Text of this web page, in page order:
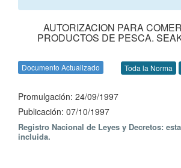
AUTORIZACION PARA
PRODUCTOS DE PESCA.
Documento Actualizado Toda la Norma
Promulgación: 24/09/1997
Publicación: 07/10/1997
Registro Nacional de Leyes y Decretos:
incluida.